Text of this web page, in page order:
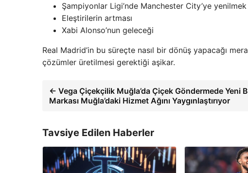
Şampiyonlar Ligi’nde Manchester City’ye yenilmek
Eleştirilerin artması
Xabi Alonso’nun geleceği
Real Madrid’in bu süreçte nasıl bir dönüş yapacağı
çözümler üretilmesi gerektiği aşikar.
← Vega Çiçekçilik Muğla’da Çiçek Göndermede Yeni
Markası Muğla’daki Hizmet Ağını Yaygınlaştırıyor
Tavsiye Edilen Haberler